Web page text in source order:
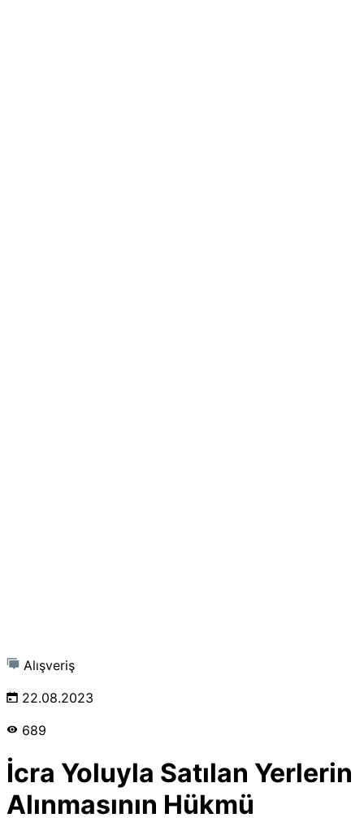
Alışveriş
22.08.2023
689
İcra Yoluyla Satılan Yerlerin
Alınmasının Hükmü